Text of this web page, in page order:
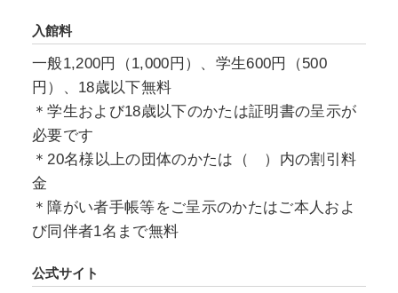
行います。
本展ではこれら能楽や茶の湯にまつわる諸道具
をとおして、春翠を中心とした住友家における
もてなしの美を紹介します。
入館料
一般1,200円（1,000円）、学生600円（500
円）、18歳以下無料
＊学生および18歳以下のかたは証明書の呈示が
必要です
＊20名様以上の団体のかたは（ ）内の割引料
金
＊障がい者手帳等をご呈示のかたはご本人およ
び同伴者1名まで無料
公式サイト